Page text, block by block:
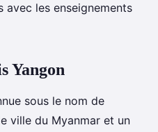
avec les enseignements
Yangon
sous le nom de
ville du Myanmar et un